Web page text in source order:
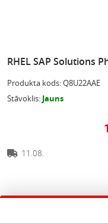
RHEL SAP Solutions
Produkta kods:Q8U22AAE
Stāvoklis: Jauns
11.08.